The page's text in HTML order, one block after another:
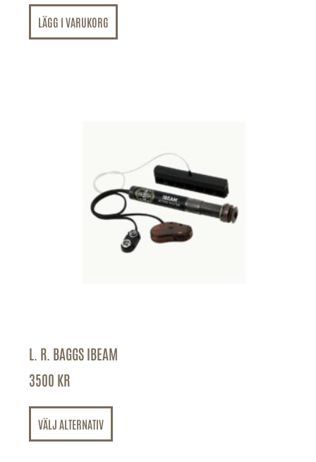
LÄGG I VARUKORG
L. R. BAGGS IBEAM
3500 KR
VÄLJ ALTERNATIV